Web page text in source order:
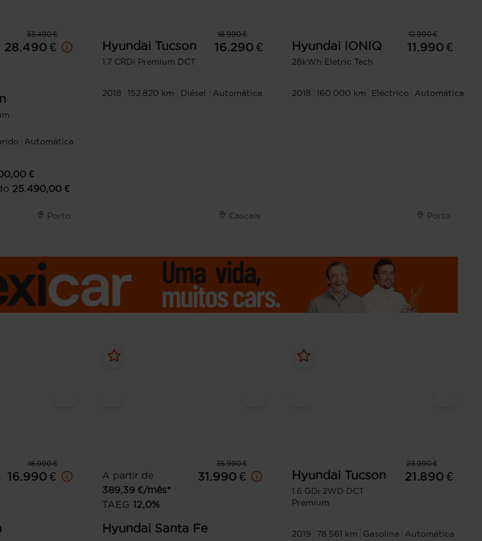
33.490 €
28.490 €
Automática
€
25.490,00 €
Porto
18.990 €
Hyundai Tucson
1.7 CRDi Premium DCT
16.290 €
2018 152.820 km Diésel Automática
Cascais
12.990 €
Hyundai IONIQ
28kWh Eletric Tech
11.990 €
2018 160.000 km Eléctrico Automática
Porto
18.990 €
16.990 €
35.990 €
A partir de
389,39 €/mês*
TAEG 12,0%
31.990 €
Hyundai Santa Fe
23.990 €
Hyundai Tucson
1.6 GDi 2WD DCT
Premium
21.890 €
2019 78.561 km Gasolina Automática